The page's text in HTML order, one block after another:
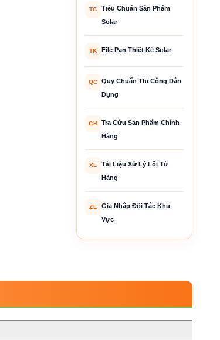
TC
Tiêu Chuẩn Sản Phẩm
Solar
TK File Pan Thiết Kế Solar
QC
Quy Chuẩn Thi Công Dân
Dụng
CH
Tra Cứu Sản Phẩm Chính
Hãng
XL
Tài Liệu Xử Lý Lỗi Từ
Hãng
ZL
Gia Nhập Đối Tác Khu
Vực